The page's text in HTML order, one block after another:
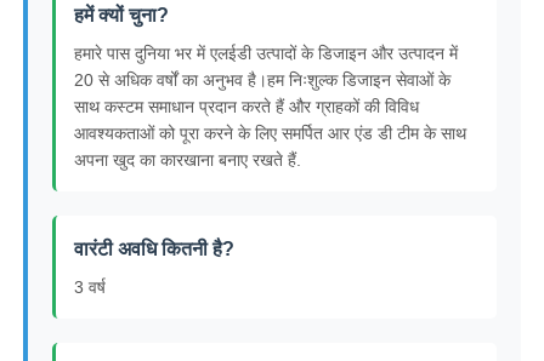
हमें क्यों चुना?
हमारे पास दुनिया भर में एलईडी उत्पादों के डिजाइन और उत्पादन में
20 से अधिक वर्षों का अनुभव है।हम निःशुल्क डिजाइन सेवाओं के
साथ कस्टम समाधान प्रदान करते हैं और ग्राहकों की विविध
आवश्यकताओं को पूरा करने के लिए समर्पित आर एंड डी टीम के साथ
अपना खुद का कारखाना बनाए रखते हैं.
वारंटी अवधि कितनी है?
3 वर्ष